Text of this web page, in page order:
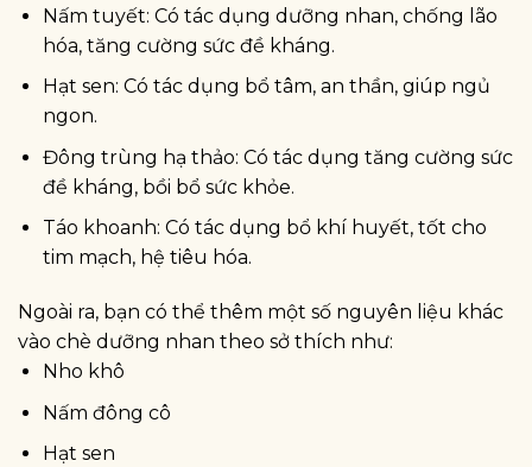
Nấm tuyết: Có tác dụng dưỡng nhan, chống lão
hóa, tăng cường sức đề kháng.
Hạt sen: Có tác dụng bổ tâm, an thần, giúp ngủ
ngon.
Đông trùng hạ thảo: Có tác dụng tăng cường sức
đề kháng, bồi bổ sức khỏe.
Táo khoanh: Có tác dụng bổ khí huyết, tốt cho
tim mạch, hệ tiêu hóa.
Ngoài ra, bạn có thể thêm một số nguyên liệu khác
vào chè dưỡng nhan theo sở thích như:
Nho khô
Nấm đông cô
Hạt sen